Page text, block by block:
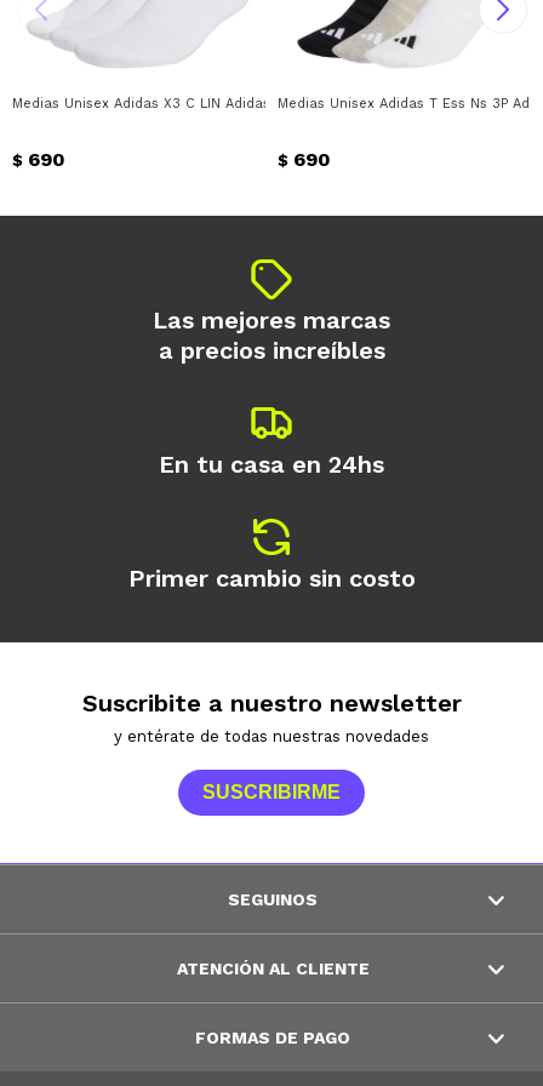
Medias Unisex Adidas X3 C LIN Adidas - Blanco
$ 690
Medias Unisex Adidas T Ess Ns 3P
$ 690
Las mejores marcas
a precios increíbles
En tu casa en 24hs
Primer cambio sin costo
Suscribite a nuestro newsletter
y entérate de todas nuestras novedades
SUSCRIBIRME
SEGUINOS
ATENCIÓN AL CLIENTE
FORMAS DE PAGO
Año
* sujeto a aprobación crediticia. El monto
disponible puede variar por comercio